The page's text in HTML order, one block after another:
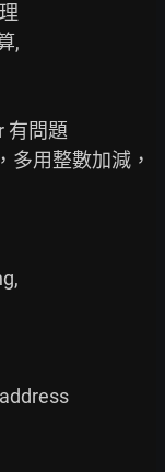
,
有問題
多用整數加減，